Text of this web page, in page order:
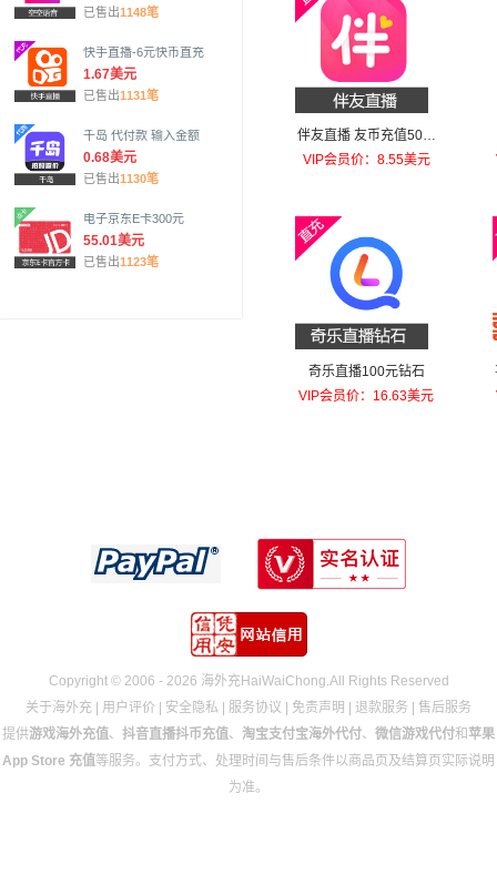
已售出1148笔
快手直播-6元快币直充
1.67美元
已售出1131笔
千岛 代付款 输入金额
0.68美元
已售出1130笔
电子京东E卡300元
55.01美元
已售出1123笔
伴友直播 友币充值50元
友币
VIP会员价：8.55美元
奇乐直播100元钻石
VIP会员价：16.63美元
Copyright © 2006 - 2026 海外充HaiWaiChong.All Rights Reserved
关于海外充 | 用户评价 | 安全隐私 | 服务协议 | 免责声明 | 退款服务 | 售后服务
提供游戏海外充值、 抖音直播抖币充值、 淘宝支付宝海外代付、 微信游戏代付和 苹果
App Store 充值等服务。支付方式、处理时间与售后条件以商品页及结算页实际说明
为准。